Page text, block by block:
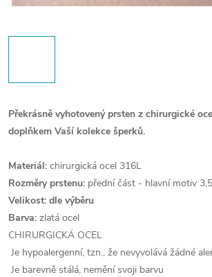
Překrásně vyhotovený prsten z chirurgické
doplňkem Vaší kolekce šperků.
Materiál: chirurgická ocel 316L
Rozměry prstenu: přední část - hlavní motiv
Velikost: dle výběru
Barva: zlatá ocel
CHIRURGICKÁ OCEL
Je hypoalergenní, tzn., že nevyvolává žádné
Je barevně stálá, nemění svoji barvu